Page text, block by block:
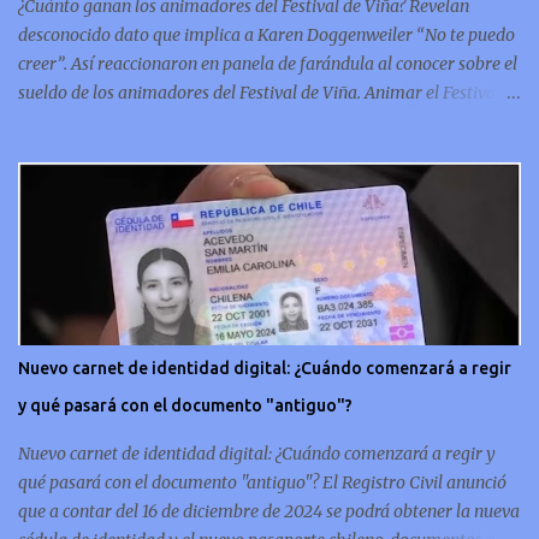
la hi...
¿Cuánto ganan los animadores del Festival de Viña? Revelan
desconocido dato que implica a Karen Doggenweiler “No te puedo
creer”. Así reaccionaron en panela de farándula al conocer sobre el
sueldo de los animadores del Festival de Viña. Animar el Festival
debería ser acorde. ¿Cuánto ganará Karen Doggenweiler y su
acompañante? Según se conoce hasta ahora, los animadores del
Festival de Viña del Mar no reciben un sueldo por su rol en el
evento. Al menos no un monto extra al que venían percibirndo por
contrato con su canal empleador. “A la Karen no le pagan, no le
pagan aparte. Hace rato que no pagan”, confirmó la periodista de
espectáculos, Cecilia Gutiérrez, en el programa Hay Que Decirlo
(Canal 13). “A mí la Tonka (Tomicic) me dijo que a ellos no le
pagaban”, complementó Willy Sabor. Nacho Gutiérrez aportó que,
Nuevo carnet de identidad digital: ¿Cuándo comenzará a regir
y qué pasará con el documento "antiguo"?
Nuevo carnet de identidad digital: ¿Cuándo comenzará a regir y
qué pasará con el documento "antiguo"? El Registro Civil anunció
que a contar del 16 de diciembre de 2024 se podrá obtener la nueva